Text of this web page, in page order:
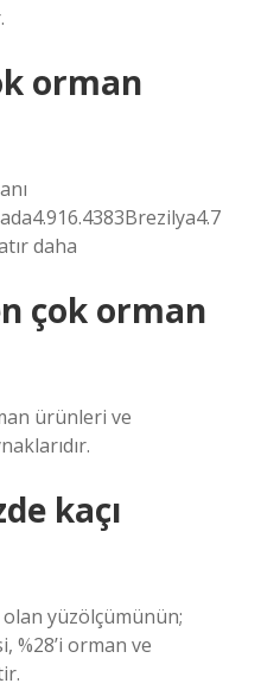
orman
daha
çok orman
ürünleri ve
kaçı
yüzölçümünün;
%28’i orman ve